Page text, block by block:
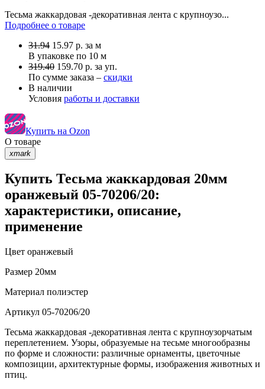
Тесьма жаккардовая -декоративная лента с крупноузо...
Подробнее о товаре
31.94 15.97 р. за м
В упаковке по 10 м
319.40 159.70 р. за уп.
По сумме заказа – скидки
В наличии
Условия работы и доставки
Купить на Ozon
О товаре
xmark
Купить Тесьма жаккардовая 20мм
оранжевый 05-70206/20:
характеристики, описание,
применение
Цвет оранжевый
Размер 20мм
Материал полиэстер
Артикул 05-70206/20
Тесьма жаккардовая -декоративная лента с крупноузорчатым
переплетением. Узоры, образуемые на тесьме многообразны
по форме и сложности: различные орнаменты, цветочные
композиции, архитектурные формы, изображения животных и
птиц.